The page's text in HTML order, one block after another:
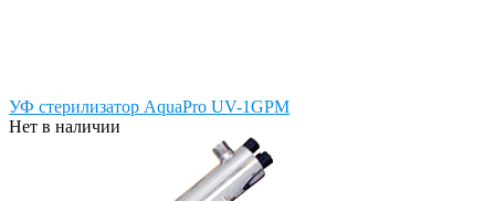
УФ стерилизатор AquaPro UV-1GPM
Нет в наличии